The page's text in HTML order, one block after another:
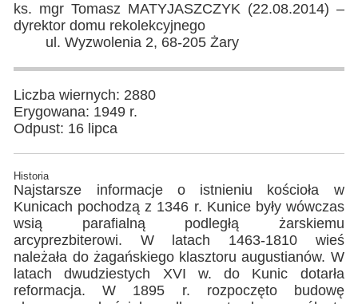
ks. mgr Tomasz MATYJASZCZYK (22.08.2014) –
dyrektor domu rekolekcyjnego
ul. Wyzwolenia 2, 68-205 Żary
Liczba wiernych: 2880
Erygowana: 1949 r.
Odpust: 16 lipca
Historia
Najstarsze informacje o istnieniu kościoła w
Kunicach pochodzą z 1346 r. Kunice były wówczas
wsią parafialną podległą żarskiemu
arcyprezbiterowi. W latach 1463-1810 wieś
należała do żagańskiego klasztoru augustianów. W
latach dwudziestych XVI w. do Kunic dotarła
reformacja. W 1895 r. rozpoczęto budowę